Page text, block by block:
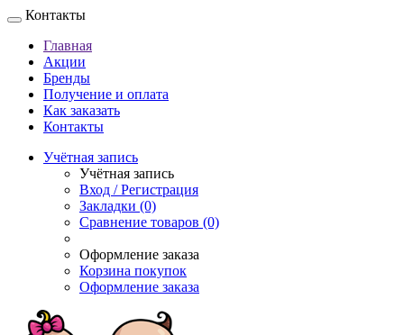
Контакты
Главная
Акции
Бренды
Получение и оплата
Как заказать
Контакты
Учётная запись
Учётная запись
Вход / Регистрация
Закладки (0)
Сравнение товаров (0)
Оформление заказа
Корзина покупок
Оформление заказа